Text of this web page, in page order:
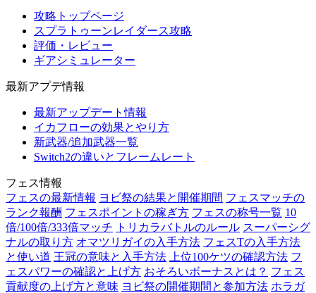
攻略トップページ
スプラトゥーンレイダース攻略
評価・レビュー
ギアシミュレーター
最新アプデ情報
最新アップデート情報
イカフローの効果とやり方
新武器/追加武器一覧
Switch2の違いとフレームレート
フェス情報
フェスの最新情報 ヨビ祭の結果と開催期間 フェスマッチの
ランク報酬 フェスポイントの稼ぎ方 フェスの称号一覧 10
倍/100倍/333倍マッチ
トリカラバトルのルール スーパーシグ
ナルの取り方 オマツリガイの入手方法 フェスTの入手方法
と使い道 王冠の意味と入手方法 上位100ケツの確認方法 フ
ェスパワーの確認と上げ方 おそろいボーナスとは？ フェス
貢献度の上げ方と意味 ヨビ祭の開催期間と参加方法 ホラガ